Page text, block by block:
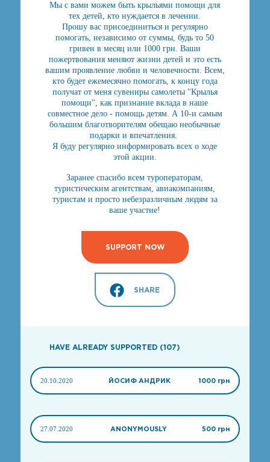
Мы с вами можем быть крыльями помощи для
тех детей, кто нуждается в лечении.
Прошу вас присоединиться и регулярно
помогать, независимо от суммы, будь то 50
гривен в месяц или 1000 грн. Ваши
пожертвования меняют жизни детей и это есть
вашим проявление любви и человечности. Всем,
кто будет ежемесячно помогать, к концу года
получат от меня сувениры самолеты "Крылья
помощи", как признание вклада в наше
совместное дело - помощь детям. А 10-и самым
большим благотворителям обещаю необычные
подарки и впечатления.
Я буду регулярно информировать всех о ходе
этой акции.
Заранее спасибо всем туроператорам,
туристическим агентствам, авиакомпаниям,
туристам и просто небезразличным людям за
ваше участие!
SUPPORT NOW
SHARE
HAVE ALREADY SUPPORTED (107)
20.10.2020 ЙОСИФ АНДРИК 1000 грн
27.07.2020 ANONYMOUSLY 500 грн